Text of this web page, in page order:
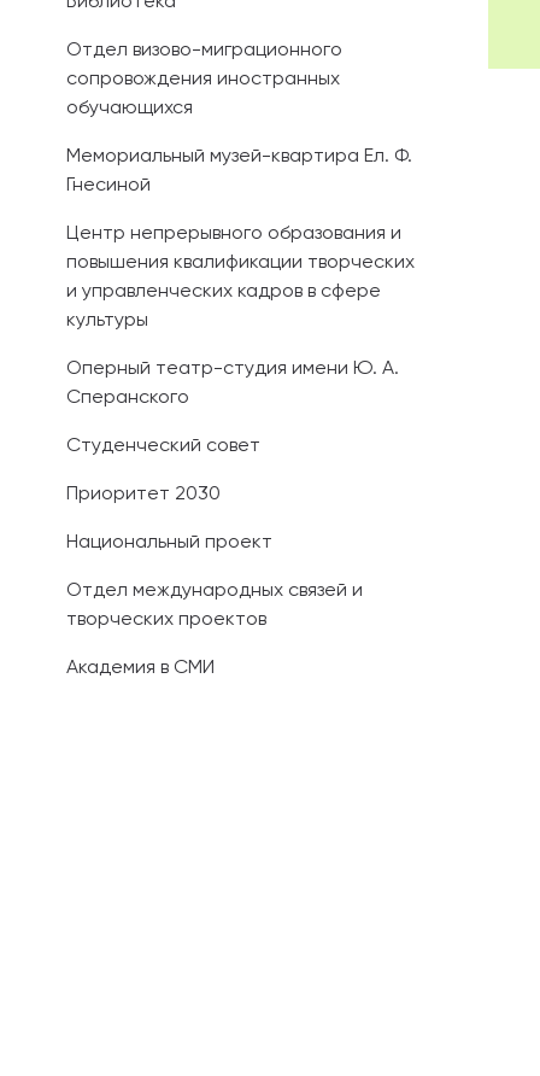
Отдел визово-миграционного
сопровождения иностранных
обучающихся
Мемориальный музей-квартира Ел. Ф.
Гнесиной
Центр непрерывного образования и
повышения квалификации творческих
и управленческих кадров в сфере
культуры
Оперный театр-студия имени Ю. А.
Сперанского
Студенческий совет
Приоритет 2030
Национальный проект
Отдел международных связей и
творческих проектов
Академия в СМИ